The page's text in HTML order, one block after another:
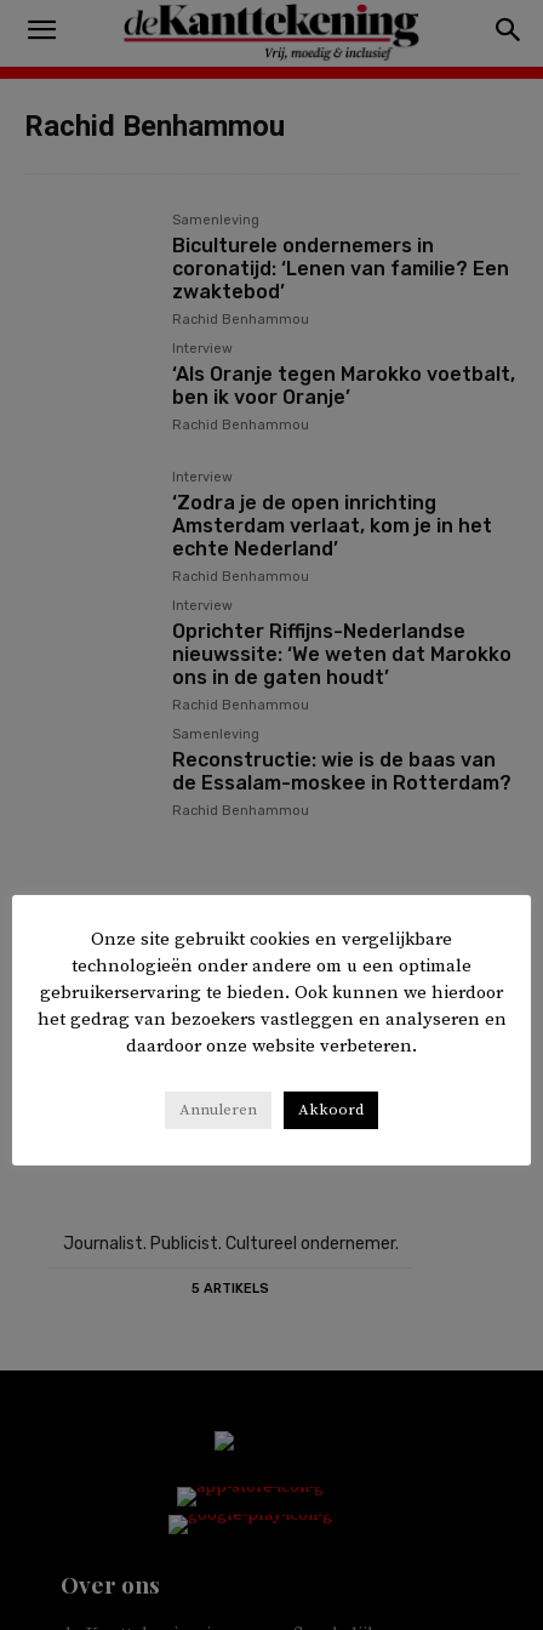
Rachid Benhammou
Samenleving
Biculturele ondernemers in
coronatijd: ‘Lenen van familie? Een
zwaktebod’
Rachid Benhammou
Interview
‘Als Oranje tegen Marokko voetbalt,
ben ik voor Oranje’
Rachid Benhammou
Interview
‘Zodra je de open inrichting
Amsterdam verlaat, kom je in het
echte Nederland’
Rachid Benhammou
Interview
Oprichter Riffijns-Nederlandse
nieuwssite: ‘We weten dat Marokko
ons in de gaten houdt’
Rachid Benhammou
Samenleving
Reconstructie: wie is de baas van
de Essalam-moskee in Rotterdam?
Rachid Benhammou
Journalist. Publicist. Cultureel ondernemer.
5 ARTIKELS
Over ons
Onze site gebruikt cookies en vergelijkbare
technologieën onder andere om u een optimale
gebruikerservaring te bieden. Ook kunnen we hierdoor
het gedrag van bezoekers vastleggen en analyseren en
daardoor onze website verbeteren.
Annuleren Akkoord